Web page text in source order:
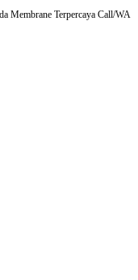
Membrane Terpercaya Call/WA